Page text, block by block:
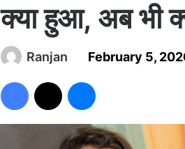
क्या हुआ, अब भी
Ranjan February 5,